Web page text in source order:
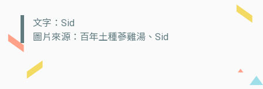
文字：Sid
圖片來源：百年土種蔘雞湯、Sid